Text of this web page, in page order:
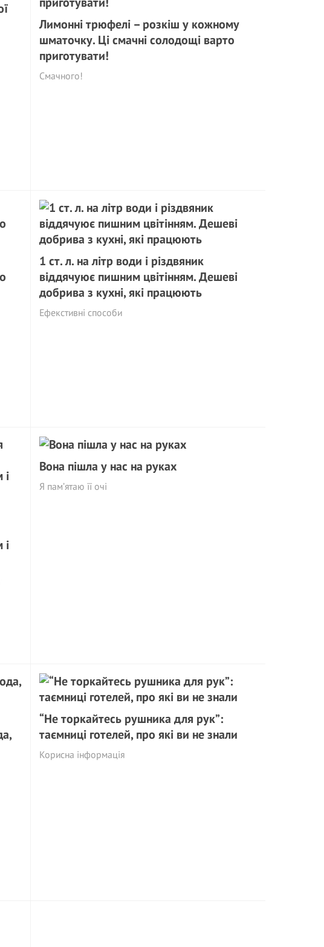
Лимонні трюфелі – розкіш у кожному
шматочку. Ці смачні cолодощі варто
приготувати!
Смачного!
1 ст. л. на літр води і різдвяник
віддячуює пишним цвітінням. Дешеві
добрива з кухні, які працюють
Ефекстивні способи
і
Вона пішла у нас на руках
Я пам’ятаю її очі
“Не торкайтесь рушника для рук”:
таємниці готелей, про які ви не знали
Корисна інформація